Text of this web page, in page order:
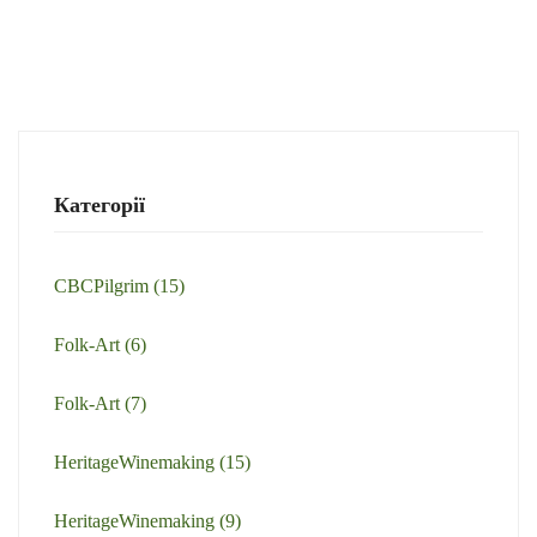
Категорії
CBCPilgrim (15)
Folk-Art (6)
Folk-Art (7)
HeritageWinemaking (15)
HeritageWinemaking (9)